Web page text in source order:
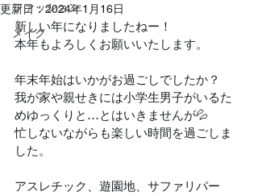
ファッション
メイク
更新日：2024年1月16日
新しい年になりましたねー！
本年もよろしくお願いいたします。
年末年始はいかがお過ごしでしたか？
我が家や親せきには小学生男子がいるた
めゆっくりと…とはいきませんが💦
忙しないながらも楽しい時間を過ごしま
した。
アスレチック、遊園地、サファリパー